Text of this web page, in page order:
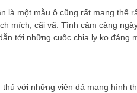
là một mẫu ô cũng rất mang thể
mích, cãi vã. Tình cảm càng
tới những cuộc chia ly ko đáng
với những viên đá mang hình